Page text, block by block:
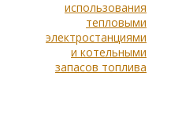
использования
тепловыми
электростанциями
и котельными
запасов топлива